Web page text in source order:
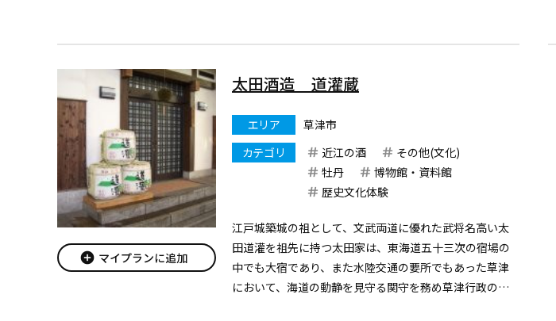
add_circle マイプランに追加
太田酒造 道灌蔵
エリア
草津市
カテゴリ
近江の酒
その他(文化)
牡丹
博物館・資料館
歴史文化体験
江戸城築城の祖として、文武両道に優れた武将名高い太
田道灌を祖先に持つ太田家は、東海道五十三次の宿場の
中でも大宿であり、また水陸交通の要所でもあった草津
において、海道の動静を見守る関守を務め草津行政の中